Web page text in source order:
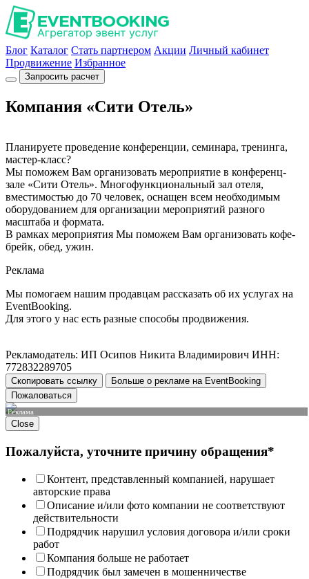
Блог Каталог Стать партнером Акции Личный кабинет
Продвижение Избранное
Запросить расчет
Компания «Сити Отель»
Планируете проведение конференции, семинара, тренинга,
мастер-класс?
Мы поможем Вам организовать мероприятие в конференц-
зале «Сити Отель». Многофункциональный зал отеля,
вместимостью до 70 человек, оснащен всем необходимым
оборудованием для организации мероприятий разного
масштаба и формата.
В рамках мероприятия Мы поможем Вам организовать кофе-
брейк, обед, ужин.
Реклама
Мы помогаем нашим продавцам рассказать об их услугах на
EventBooking.
Для этого у нас есть разные способы продвижения.
Рекламодатель: ИП Осипов Никита Владимирович ИНН:
772832289705
Скопировать ссылку
Больше о рекламе на EventBooking
Пожаловаться
Реклама
Close
Пожалуйста, уточните причину обращения*
Контент, представленный компанией, нарушает
авторские права
Описание и/или фото компании не соответствуют
действительности
Подрядчик нарушил условия договора и/или сроки
работ
Компания больше не работает
Подрядчик был замечен в мошенничестве